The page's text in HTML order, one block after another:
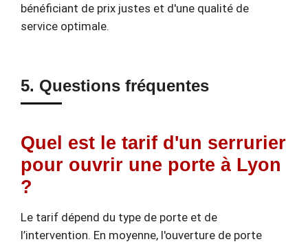
bénéficiant de prix justes et d'une qualité de
service optimale.
5. Questions fréquentes
Quel est le tarif d'un serrurier
pour ouvrir une porte à Lyon
?
Le tarif dépend du type de porte et de
l’intervention. En moyenne, l'ouverture de porte